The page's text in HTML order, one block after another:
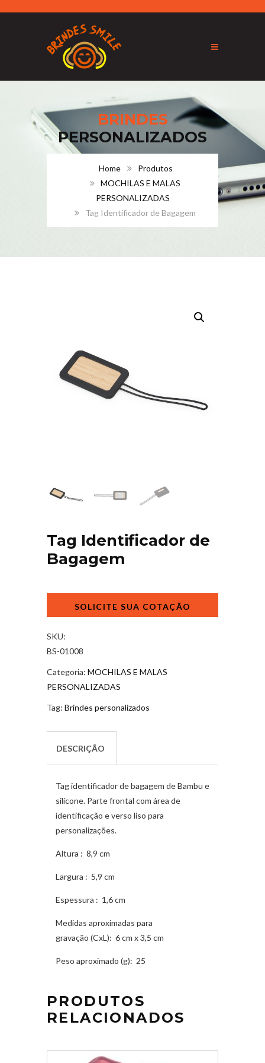
BRINDES
PERSONALIZADOS
Home
Produtos
MOCHILAS E MALAS
PERSONALIZADAS
Tag Identificador de Bagagem
Tag Identificador de
Bagagem
quantidade
SKU:
BS-01008
Categoria: MOCHILAS E MALAS
PERSONALIZADAS
Tag: Brindes personalizados
DESCRIÇÃO
Tag identificador de bagagem de Bambu e
silicone. Parte frontal com área de
identificação e verso liso para
personalizações.
Altura : 8,9 cm
Largura : 5,9 cm
Espessura : 1,6 cm
Medidas aproximadas para
gravação (CxL): 6 cm x 3,5 cm
Peso aproximado (g): 25
PRODUTOS
RELACIONADOS